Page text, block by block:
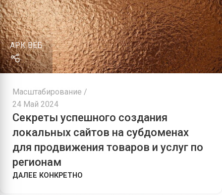
АРК ВЕБ
Масштабирование
24 Май 2024
Секреты успешного создания
локальных сайтов на субдоменах
для продвижения товаров и услуг по
регионам
ДАЛЕЕ КОНКРЕТНО